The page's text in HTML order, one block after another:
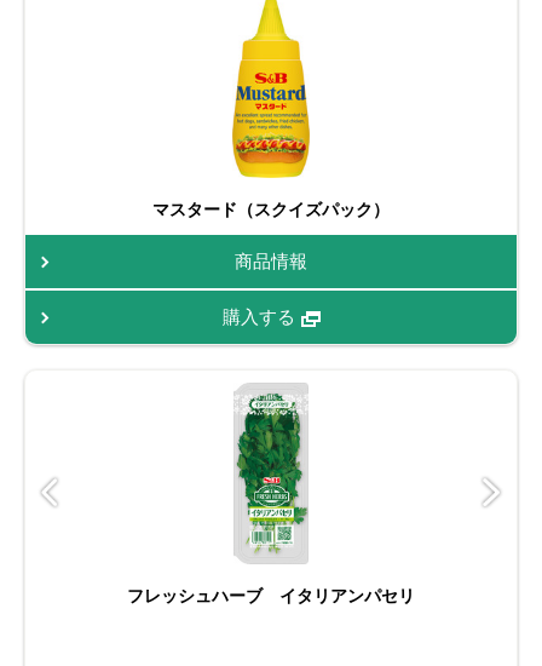
マスタード（スクイズパック）
商品情報
購入する
フレッシュハーブ イタリアンパセリ